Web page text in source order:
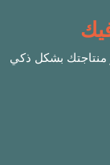
منتاجتك بشكل ذكي